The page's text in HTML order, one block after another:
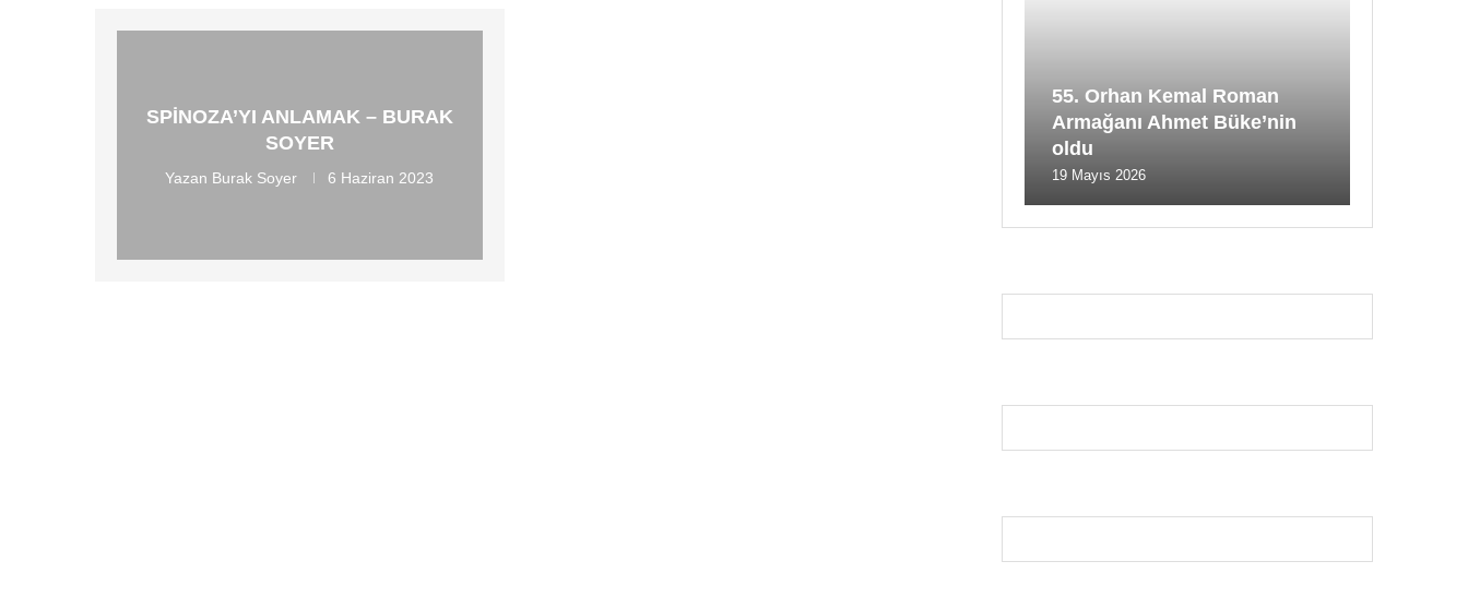
SPINOZA’YI ANLAMAK – BURAK
SOYER
Yazan Burak Soyer 6 Haziran 2023
55. Orhan Kemal Roman
Armağanı Ahmet Büke’nin
oldu
19 Mayıs 2026